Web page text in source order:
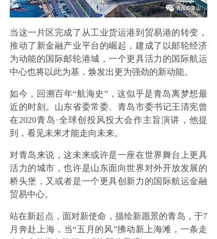
当这一片区完成了从工业货运港到贸易港的转变，
推动了新金融产业平台的崛起，建成了以邮轮经济
为动能的国际邮轮港城，一个更具活力的国际航运
中心也将以此为基，焕发出更为强劲的新动能。
如今，回溯百年“航海史”，这似乎是青岛离梦想最
近的时刻。山东省委常委、青岛市委书记王清宪曾
在2020青岛·全球创投风投大会作主旨演讲，他提
到，看见未来才能走向未来。
对青岛来说，这未来或许是一座在世界舞台上更具
活力的城市，也许是山东面向世界对外开放发展的
桥头堡，又或者是一个更具创新力的国际航运金融
贸易中心。
站在新起点，面对新使命，描绘新愿景的青岛，于7
月奔赴上海，当“五月的风”拂动新上海滩，一条走